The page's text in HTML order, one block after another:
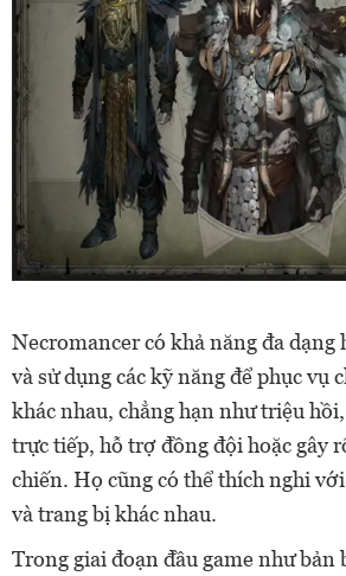
Necromancer có khả năng đa dạng
và sử dụng các kỹ năng để phục vụ
khác nhau, chẳng hạn như triệu
trực tiếp, hỗ trợ đồng đội hoặc gây
chiến. Họ cũng có thể thích nghi
và trang bị khác nhau.
Trong giai đoạn đầu game như bản